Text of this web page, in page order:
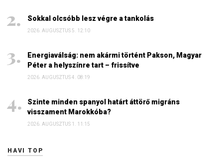
Sokkal olcsóbb lesz végre a tankolás
2026. AUGUSZTUS 5. 12:10
Energiaválság: nem akármi történt Pakson, Magyar
Péter a helyszínre tart – frissítve
2026. AUGUSZTUS 4. 08:19
Szinte minden spanyol határt áttörő migráns
visszament Marokkóba?
2026. AUGUSZTUS 1. 11:15
HAVI TOP